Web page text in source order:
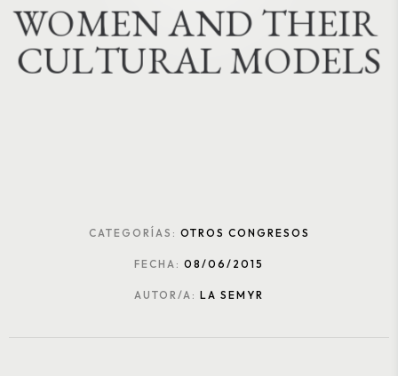
WOMENANDTHEIR
CULTURALMODELS
CATEGORÍAS: OTROS CONGRESOS
FECHA: 08/06/2015
AUTOR/A: LA SEMYR